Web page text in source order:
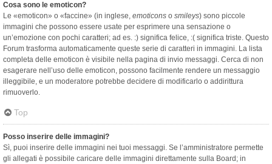
Cosa sono le emoticon?
Le «emoticon» o «faccine» (in inglese, emoticons o smileys) sono piccole
immagini che possono essere usate per esprimere una sensazione o
un’emozione con pochi caratteri; ad es. :) significa felice, :( significa triste. Questo
Forum trasforma automaticamente queste serie di caratteri in immagini. La lista
completa delle emoticon è visibile nella pagina di invio messaggi. Cerca di non
esagerare nell’uso delle emoticon, possono facilmente rendere un messaggio
illeggibile, e un moderatore potrebbe decidere di modificarlo o addirittura
rimuoverlo.
Top
Posso inserire delle immagini?
Sì, puoi inserire delle immagini nei tuoi messaggi. Se l’amministratore permette
gli allegati è possibile caricare delle immagini direttamente sulla Board; in